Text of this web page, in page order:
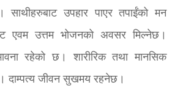
साथीहरुबाट उपहार पाएर तपाईंको मन
एवम उत्तम भोजनको अवसर मिल्नेछ।
रहेको छ। शारीरिक तथा मानसिक
दाम्पत्य जीवन सुखमय रहनेछ।